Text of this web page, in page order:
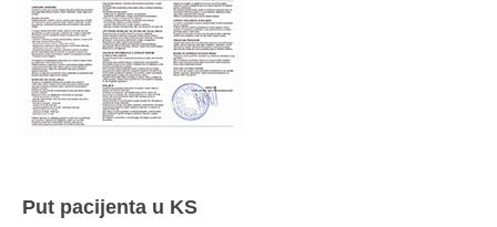
Put pacijenta u KS